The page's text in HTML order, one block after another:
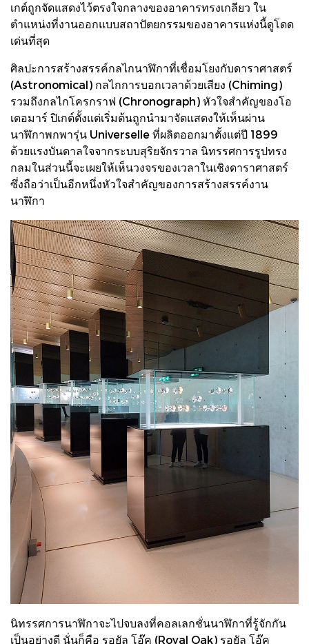
เกต์ถูกจัดแสดงไว้ตรงใจกลางของอาคารทรงเกลียว ใน
ตำแหน่งที่งานออกแบบสถาปัตยกรรมของอาคารแห่งนี้ดูโดด
เด่นที่สุด
ศิลปะการสร้างสรรค์กลไกนาฬิกาที่เชื่อมโยงกับดาราศาสตร์
(Astronomical) กลไกการบอกเวลาด้วยเสียง (Chiming)
รวมถึงกลไกโครกราฟ (Chronograph) หัวใจสำคัญของโอ
เดอมาร์ ปิเกต์ตั้งแต่เริ่มต้นถูกนำมาจัดแสดงให้เห็นผ่าน
นาฬิกาพกพารุ่น Universelle ที่ผลิตออกมาตั้งแต่ปี 1899
ด้วยแรงบันดาลใจจากระบบสุริยจักรวาล นิทรรศการรูปทรง
กลมในส่วนนี้จะเผยให้เห็นวงจรของเวลาในเชิงดาราศาสตร์
ซึ่งถือว่าเป็นอีกหนึ่งหัวใจสำคัญของการสร้างสรรค์งาน
นาฬิกา
นิทรรศการนาฬิกาจะไปจบลงที่คอลเลกชั่นนาฬิกาที่รู้จักกัน
เป็นอย่างดี นั่นก็คือ รอยัล โอ๊ค (Royal Oak) รอยัล โอ๊ค